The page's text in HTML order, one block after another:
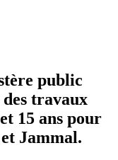
public
des travaux
15 ans pour
Jammal.